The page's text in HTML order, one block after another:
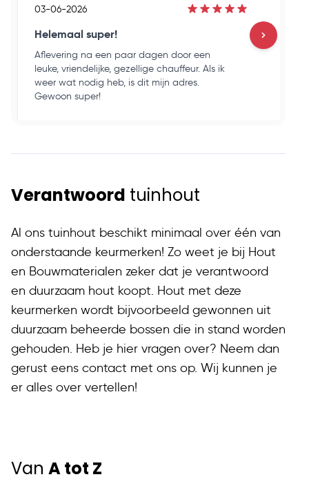
03-06-2026
Helemaal super!
Aflevering na een paar dagen door een
leuke, vriendelijke, gezellige chauffeur. Als ik
weer wat nodig heb, is dit mijn adres.
Gewoon super!
Verantwoord tuinhout
Al ons tuinhout beschikt minimaal over één van
onderstaande keurmerken! Zo weet je bij Hout
en Bouwmaterialen zeker dat je verantwoord
en duurzaam hout koopt. Hout met deze
keurmerken wordt bijvoorbeeld gewonnen uit
duurzaam beheerde bossen die in stand worden
gehouden. Heb je hier vragen over? Neem dan
gerust eens contact met ons op. Wij kunnen je
er alles over vertellen!
Van A tot Z